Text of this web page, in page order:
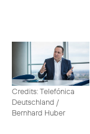
Credits: Telefónica
Deutschland /
Bernhard Huber